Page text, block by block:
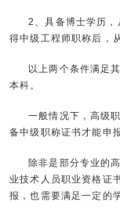
2、具备博士学历
得中级工程师职称后，
以上两个条件满足
本科。
一般情况下，高级
备中级职称证书才能申报
除非是部分专业的
业技术人员职业资格证
报，也需要满足一定的